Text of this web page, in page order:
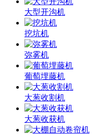
大型开沟机
挖坑机
弥雾机
葡萄埋藤机
大葱收割机
大葱收获机